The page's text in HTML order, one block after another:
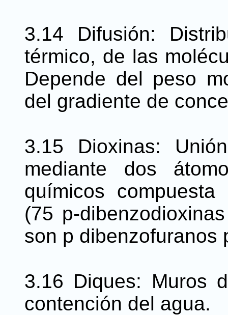
3.14 Difusión:
térmico, de las
Depende del peso
del gradiente de
3.15 Dioxinas:
mediante dos
químicos
(75 p-
son p dibenzofuranos
3.16 Diques: Muros
contención del agua.